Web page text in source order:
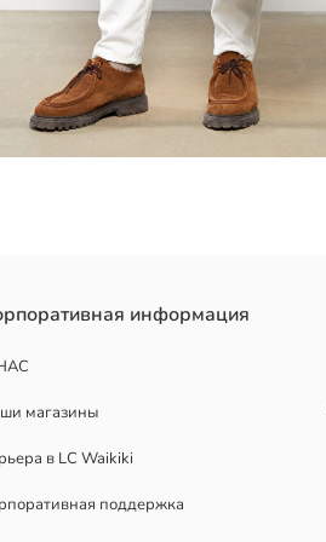
информация
магазины
в LC Waikiki
поддержка